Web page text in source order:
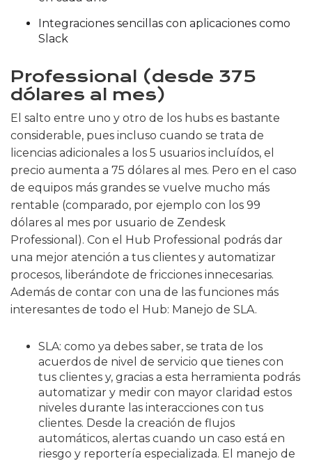
Integraciones sencillas con aplicaciones como
Slack
Professional (desde 375
dólares al mes)
El salto entre uno y otro de los hubs es bastante
considerable, pues incluso cuando se trata de
licencias adicionales a los 5 usuarios incluídos, el
precio aumenta a 75 dólares al mes. Pero en el caso
de equipos más grandes se vuelve mucho más
rentable (comparado, por ejemplo con los 99
dólares al mes por usuario de Zendesk
Professional). Con el Hub Professional podrás dar
una mejor atención a tus clientes y automatizar
procesos, liberándote de fricciones innecesarias.
Además de contar con una de las funciones más
interesantes de todo el Hub: Manejo de SLA.
SLA: como ya debes saber, se trata de los
acuerdos de nivel de servicio que tienes con
tus clientes y, gracias a esta herramienta podrás
automatizar y medir con mayor claridad estos
niveles durante las interacciones con tus
clientes. Desde la creación de flujos
automáticos, alertas cuando un caso está en
riesgo y reportería especializada. El manejo de